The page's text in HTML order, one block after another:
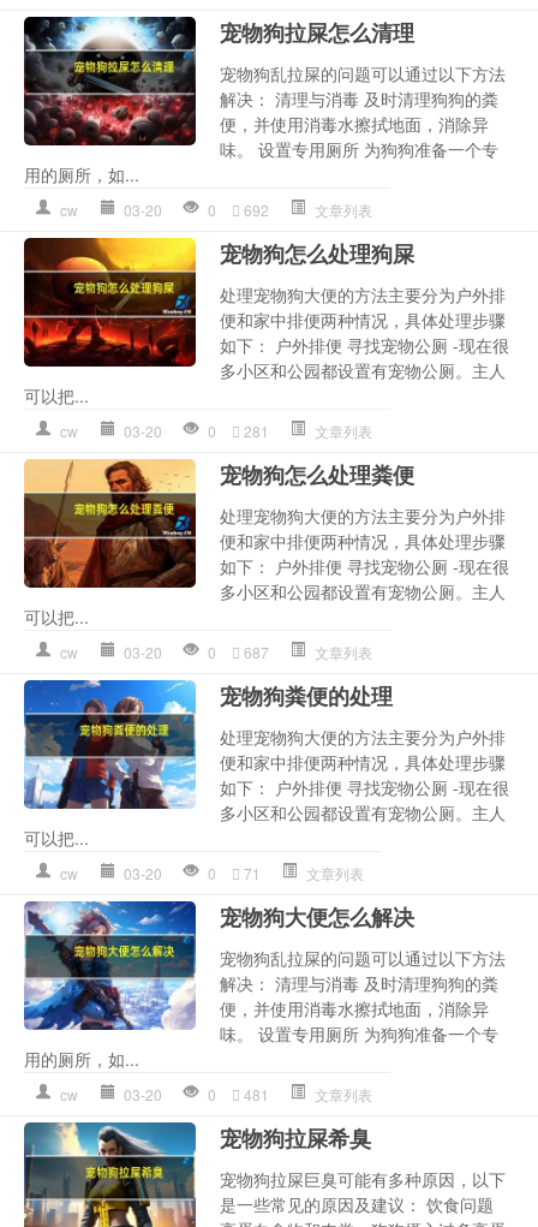
宠物狗拉屎怎么清理
宠物狗乱拉屎的问题可以通过以下方法
解决： 清理与消毒 及时清理狗狗的粪
便，并使用消毒水擦拭地面，消除异
味。 设置专用厕所 为狗狗准备一个专
用的厕所，如...
cw 03-20 0 692 文章列表
宠物狗怎么处理狗屎
处理宠物狗大便的方法主要分为户外排
便和家中排便两种情况，具体处理步骤
如下： 户外排便 寻找宠物公厕 -现在很
多小区和公园都设置有宠物公厕。主人
可以把...
cw 03-20 0 281 文章列表
宠物狗怎么处理粪便
处理宠物狗大便的方法主要分为户外排
便和家中排便两种情况，具体处理步骤
如下： 户外排便 寻找宠物公厕 -现在很
多小区和公园都设置有宠物公厕。主人
可以把...
cw 03-20 0 687 文章列表
宠物狗粪便的处理
处理宠物狗大便的方法主要分为户外排
便和家中排便两种情况，具体处理步骤
如下： 户外排便 寻找宠物公厕 -现在很
多小区和公园都设置有宠物公厕。主人
可以把...
cw 03-20 0 71 文章列表
宠物狗大便怎么解决
宠物狗乱拉屎的问题可以通过以下方法
解决： 清理与消毒 及时清理狗狗的粪
便，并使用消毒水擦拭地面，消除异
味。 设置专用厕所 为狗狗准备一个专
用的厕所，如...
cw 03-20 0 481 文章列表
宠物狗拉屎希臭
宠物狗拉屎巨臭可能有多种原因，以下
是一些常见的原因及建议： 饮食问题